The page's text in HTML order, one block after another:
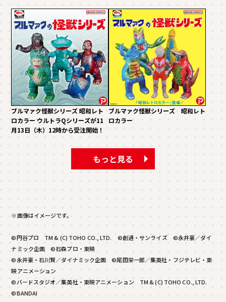
ブルマァク怪獣シリーズ 昭和レト
ロカラー ウルトラQシリーズが11
月13日（木）12時から受注開始！
ブルマァク怪獣シリーズ 昭和レト
ロカラー
もっと見る
※画像はイメージです。
©円谷プロ TM & (C) TOHO CO., LTD. ©創通・サンライズ ©永井豪／ダイ
ナミック企画 ©石森プロ・東映
©永井豪・石川賢／ダイナミック企画 ©尾田栄一郎／集英社・フジテレビ・東
映アニメーション
©バードスタジオ／集英社・東映アニメーション TM & (C) TOHO CO., LTD.
©BANDAI